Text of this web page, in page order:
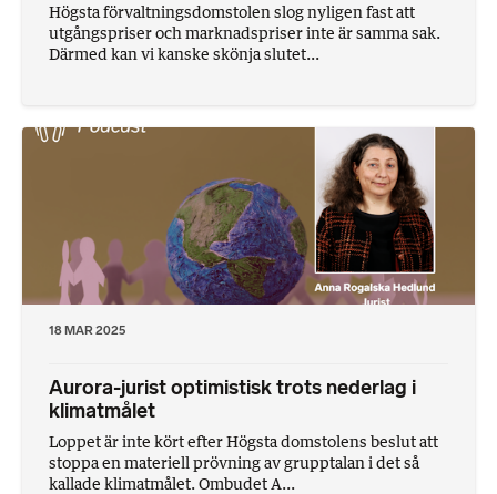
Högsta förvaltningsdomstolen slog nyligen fast att
utgångspriser och marknadspriser inte är samma sak.
Därmed kan vi kanske skönja slutet...
18 MAR 2025
Aurora-jurist optimistisk trots nederlag i
klimatmålet
Loppet är inte kört efter Högsta domstolens beslut att
stoppa en materiell prövning av grupptalan i det så
kallade klimatmålet. Ombudet A...